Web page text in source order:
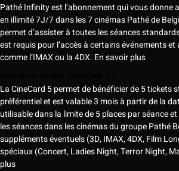
Pathé Infinity est l’abonnement qui vous donne
en illimité 7J/7 dans les 7 cinémas Pathé de
permet d’assister à toutes les séances
est requis pour l’accès à certains événements
comme l’IMAX ou la 4DX. En savoir plus
La CineCard 5 permet de bénéficier de 5 tickets
préférentiel et est valable 3 mois à partir de la
utilisable dans la limite de 5 places par séance
les séances dans les cinémas du groupe Pathé
suppléments éventuels (3D, IMAX, 4DX, Film
spéciaux (Concert, Ladies Night, Terror Night,
plus